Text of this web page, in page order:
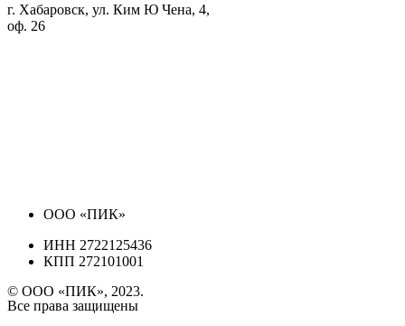
г. Хабаровск, ул. Ким Ю Чена, 4,
оф. 26
ООО «ПИК»
ИНН 2722125436
КПП 272101001
© ООО «ПИК», 2023.
Все права защищены